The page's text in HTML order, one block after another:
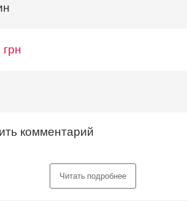
комментарий
Читать подробнее